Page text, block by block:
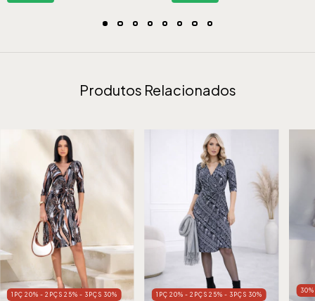
Produtos Relacionados
1PÇ 20% - 2PÇS 25% - 3PÇS 30% 1PÇ 20% - 2PÇS 25% - 3PÇS 30%
30